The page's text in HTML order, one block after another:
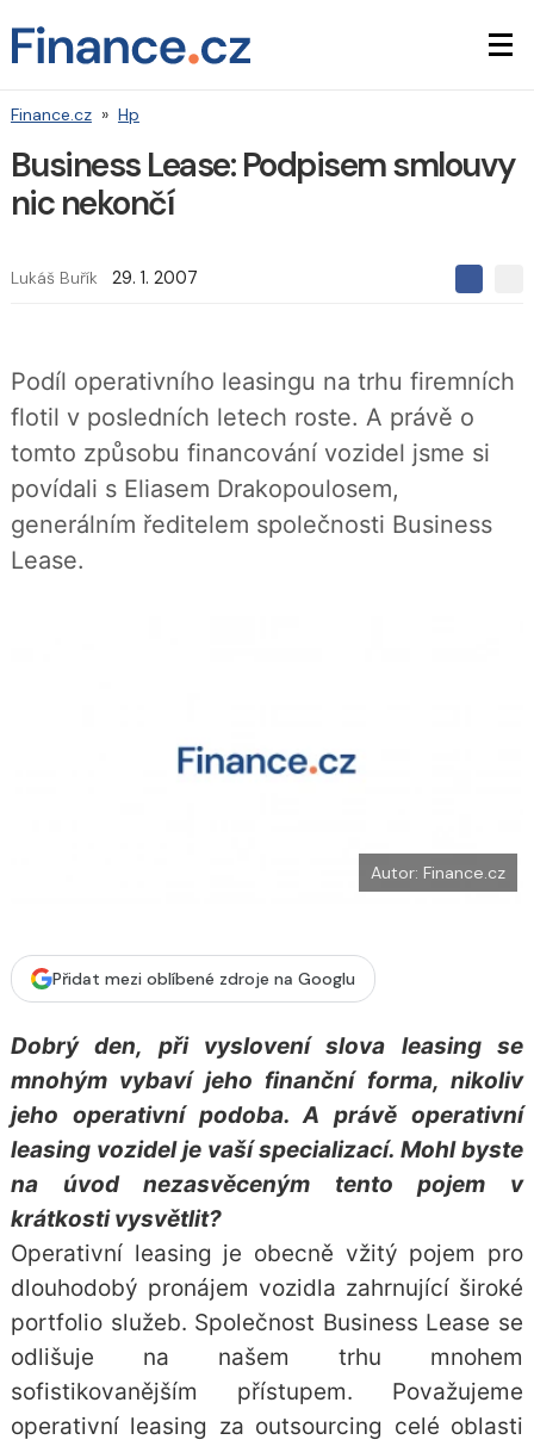
Finance.cz » Hp
Business Lease: Podpisem smlouvy
nic nekončí
Lukáš Buřík 29. 1. 2007
S
l
e
t
S
j
e
a
e
j
Podíl operativního leasingu na trhu firemních
flotil v posledních letech roste. A právě o
tomto způsobu financování vozidel jsme si
povídali s Eliasem Drakopoulosem,
generálním ředitelem společnosti Business
Lease.
Autor: Finance.cz
Přidat mezi oblíbené zdroje na Googlu
Dobrý den, při vyslovení slova leasing se
mnohým vybaví jeho finanční forma, nikoliv
jeho operativní podoba. A právě operativní
leasing vozidel je vaší specializací. Mohl byste
na úvod nezasvěceným tento pojem v
krátkosti vysvětlit?
Operativní leasing je obecně vžitý pojem pro
dlouhodobý pronájem vozidla zahrnující široké
portfolio služeb. Společnost Business Lease se
odlišuje na našem trhu mnohem
sofistikovanějším přístupem. Považujeme
operativní leasing za outsourcing celé oblasti